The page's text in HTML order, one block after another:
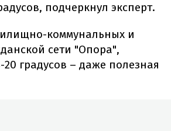
подчеркнул эксперт.
коммунальных и
сети "Опора",
20 градусов – даже полезная